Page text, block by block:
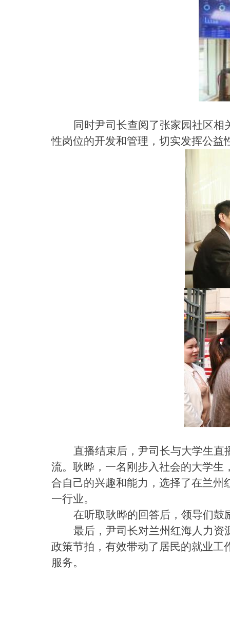
同时尹司长查阅了张家园社区
性岗位的开发和管理，切实发挥公
直播结束后，尹司长与大学生
流。耿晔，一名刚步入社会的大学
合自己的兴趣和能力，选择了在兰
一行业。
在听取耿晔的回答后，领导们
最后，尹司长对兰州红海人力
政策节拍，有效带动了居民的就业
服务。